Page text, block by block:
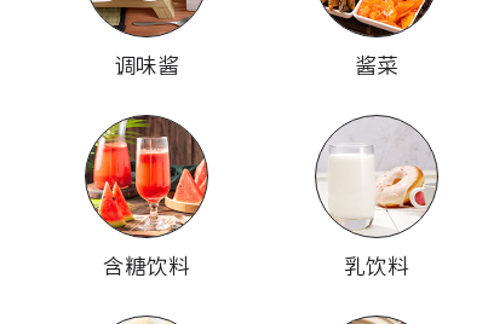
调味酱 酱菜
含糖饮料 乳饮料